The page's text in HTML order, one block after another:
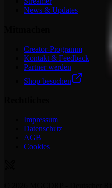
News & Updates
Creator-Programm
Kontakt & Feedback
Partner werden
Shop besuchen
Impressum
Datenschutz
AGB
Cookies